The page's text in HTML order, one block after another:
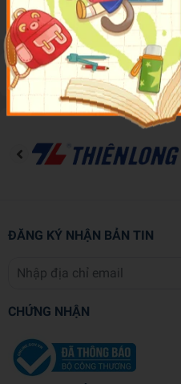
lần theo dấu vết của chúng.
Đánh giá sản phẩm
ĐĂNG KÝ NHẬN BẢN TIN
CHỨNG NHẬN